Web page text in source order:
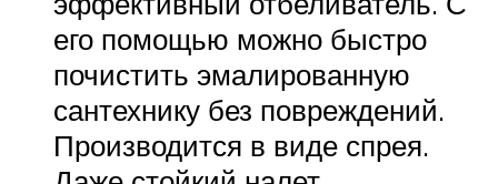
его помощью можно быстро
почистить эмалированную
сантехнику без повреждений.
Производится в виде спрея.